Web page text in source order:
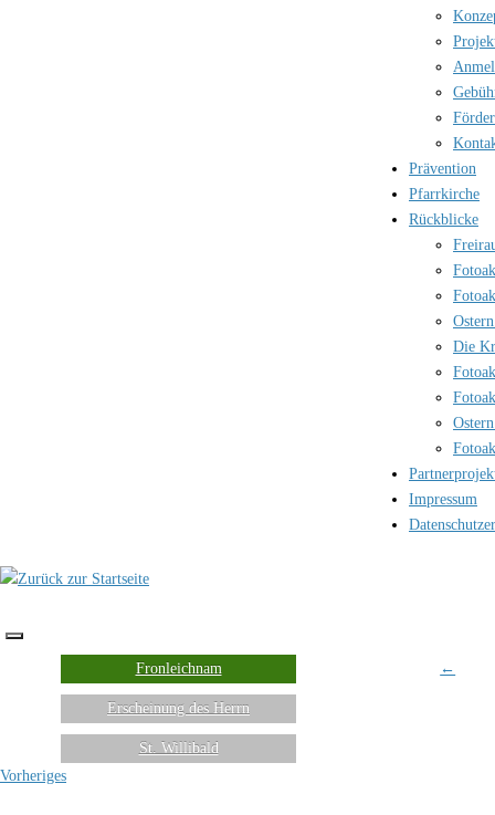
Prävention
Pfarrkirche
Rückblicke
Die
Impressum
Fronleichnam
Erscheinung des Herrn
St. Willibald
←
Vorheriges